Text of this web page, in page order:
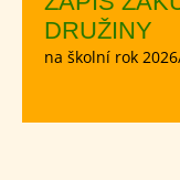
DRUŽINY
na školní rok